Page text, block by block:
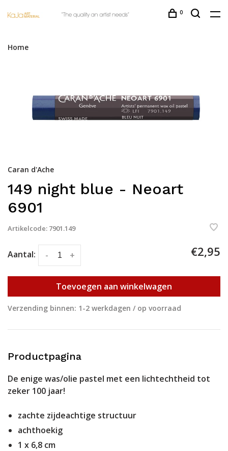
0
Home
Caran d'Ache
149 night blue - Neoart
6901
Artikelcode: 7901.149
Aantal: +
- €2,95
Toevoegen aan winkelwagen
Verzending binnen: 1-2 werkdagen / op voorraad
Productpagina
De enige was/olie pastel met een lichtechtheid tot
zeker 100 jaar!
zachte zijdeachtige structuur
achthoekig
1 x 6,8 cm